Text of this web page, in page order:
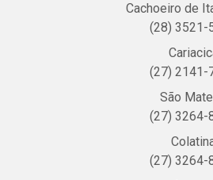
Cachoeiro de
(28) 3521-
(27) 2141-
São
(27) 3264-
(27) 3264-